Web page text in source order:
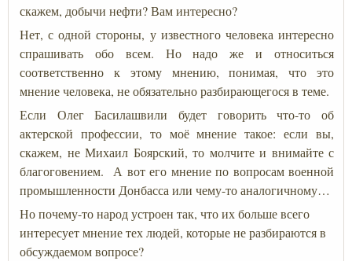
скажем, добычи нефти? Вам интересно?
Нет, с одной стороны, у известного человека интересно
спрашивать обо всем. Но надо же и относиться
соответственно к этому мнению, понимая, что это
мнение человека, не обязательно разбирающегося в теме.
Если Олег Басилашвили будет говорить что-то об
актерской профессии, то моё мнение такое: если вы,
скажем, не Михаил Боярский, то молчите и внимайте с
благоговением. А вот его мнение по вопросам военной
промышленности Донбасса или чему-то аналогичному…
Но почему-то народ устроен так, что их больше всего
интересует мнение тех людей, которые не разбираются в
обсуждаемом вопросе?